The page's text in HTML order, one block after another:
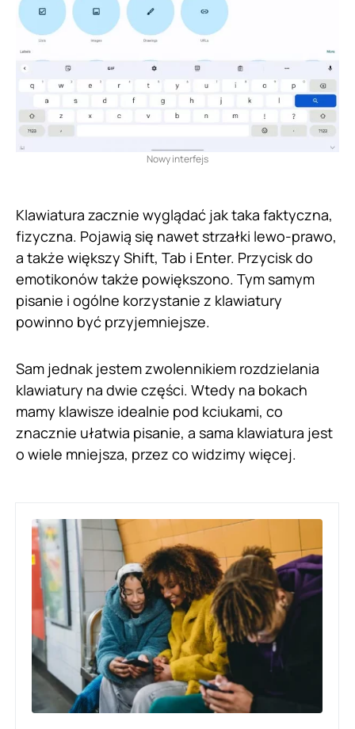
Nowy interfejs
Klawiatura zacznie wyglądać jak taka faktyczna,
fizyczna. Pojawią się nawet strzałki lewo-prawo,
a także większy Shift, Tab i Enter. Przycisk do
emotikonów także powiększono. Tym samym
pisanie i ogólne korzystanie z klawiatury
powinno być przyjemniejsze.
Sam jednak jestem zwolennikiem rozdzielania
klawiatury na dwie części. Wtedy na bokach
mamy klawisze idealnie pod kciukami, co
znacznie ułatwia pisanie, a sama klawiatura jest
o wiele mniejsza, przez co widzimy więcej.